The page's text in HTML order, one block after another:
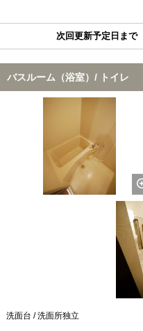
次回更新予定日まで
バスルーム（浴室）/ トイレ
洗面台 / 洗面所独立